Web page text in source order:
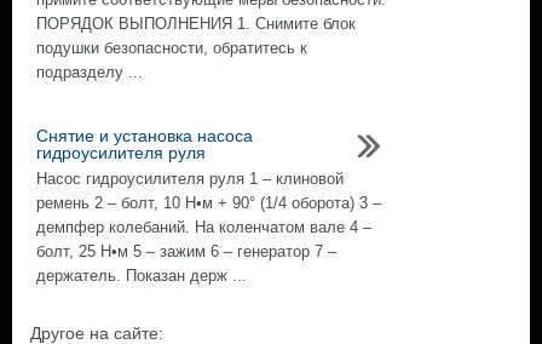
ПОРЯДОК ВЫПОЛНЕНИЯ 1. Снимите блок
подушки безопасности, обратитесь к
подразделу ...
Снятие и установка насоса
гидроусилителя руля
Насос гидроусилителя руля 1 – клиновой
ремень 2 – болт, 10 Н•м + 90° (1/4 оборота) 3 –
демпфер колебаний. На коленчатом вале 4 –
болт, 25 Н•м 5 – зажим 6 – генератор 7 –
держатель. Показан держ ...
Другое на сайте: